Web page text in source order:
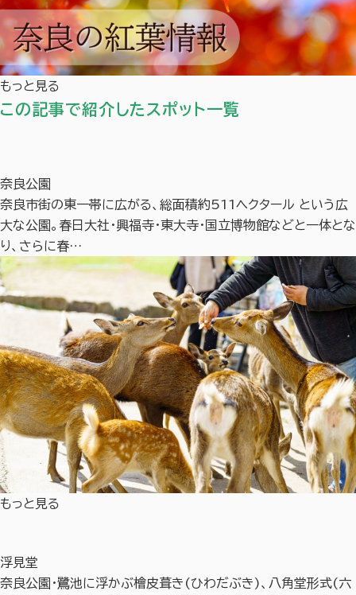
もっと見る
この記事で紹介したスポット一覧
奈良公園
奈良市街の東一帯に広がる、総面積約511ヘクタール という広
大な公園。春日大社・興福寺・東大寺・国立博物館などと一体とな
り、さらに春…
もっと見る
浮見堂
奈良公園・鷺池に浮かぶ檜皮葺き(ひわだぶき)、八角堂形式(六